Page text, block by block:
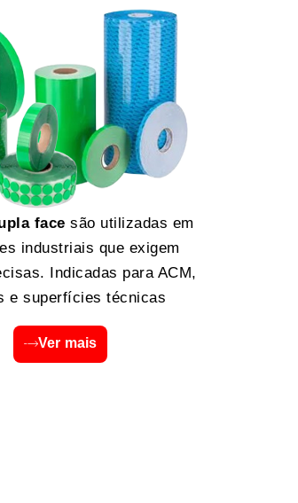
face são utilizadas em
industriais que exigem
Indicadas para ACM,
e superfícies técnicas
Ver mais